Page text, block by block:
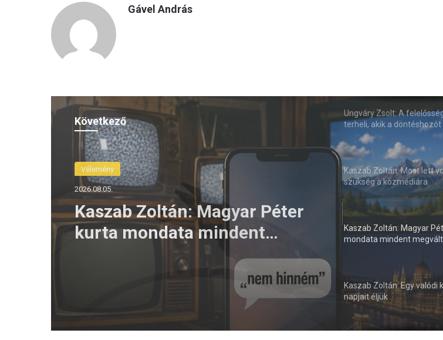
Gável András
Következő
Vélemény
2026.08.04.
Kaszab Zoltán: Egy valódi
katasztrófa napjait éljük
Ungváry Zsolt: A
terheli, akik a
Kaszab Zoltán: Most lett
szükség a közmédiára
Kaszab Zoltán: Magyar
mondata mindent
Kaszab Zoltán: Egy
napjait éljük